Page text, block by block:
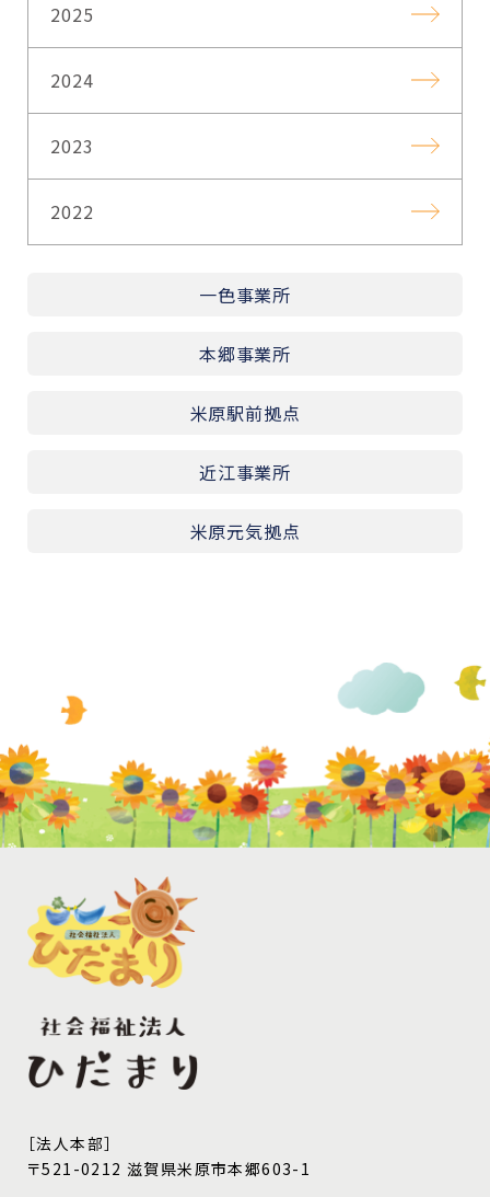
2025
2024
2023
2022
一色事業所
本郷事業所
米原駅前拠点
近江事業所
米原元気拠点
［法人本部］
〒521-0212 滋賀県米原市本郷603-1